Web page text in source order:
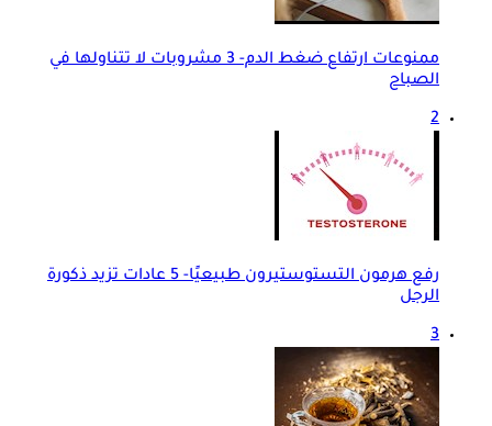
ممنوعات ارتفاع ضغط الدم- 3 مشروبات لا تتناولها في
الصباح
2
رفع هرمون التستوستيرون طبيعيًا- 5 عادات تزيد ذكورة
الرجل
3